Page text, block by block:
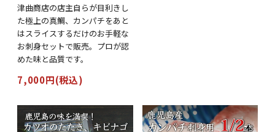
津曲商店の店主自らが目利きし
た極上の真鯛、カンパチをあと
はスライスするだけのお手軽な
お刺身セットで販売。プロが認
めた味と品質です。
7,000円(税込)